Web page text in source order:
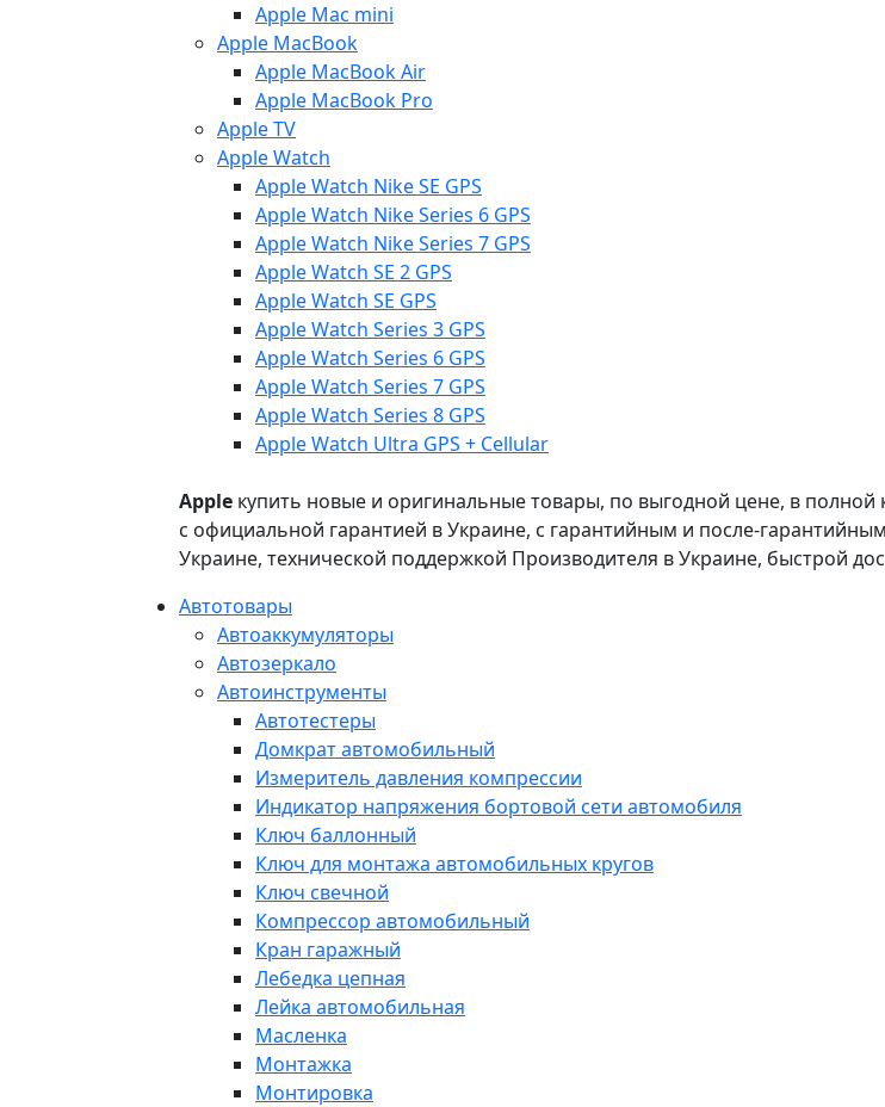
Apple Mac mini
Apple MacBook
Apple MacBook Air
Apple MacBook Pro
Apple TV
Apple Watch
Apple Watch Nike SE GPS
Apple Watch Nike Series 6 GPS
Apple Watch Nike Series 7 GPS
Apple Watch SE 2 GPS
Apple Watch SE GPS
Apple Watch Series 3 GPS
Apple Watch Series 6 GPS
Apple Watch Series 7 GPS
Apple Watch Series 8 GPS
Apple Watch Ultra GPS + Cellular
Apple купить новые и оригинальные товары, по выгодной цене, в полной
с официальной гарантией в Украине, с гарантийным и после-
Украине, технической поддержкой Производителя в Украине, быстрой
Автотовары
Автоаккумуляторы
Автозеркало
Автоинструменты
Автотестеры
Домкрат автомобильный
Измеритель давления компрессии
Индикатор напряжения бортовой сети автомобиля
Ключ баллонный
Ключ для монтажа автомобильных кругов
Ключ свечной
Компрессор автомобильный
Кран гаражный
Лебедка цепная
Лейка автомобильная
Масленка
Монтажка
Монтировка